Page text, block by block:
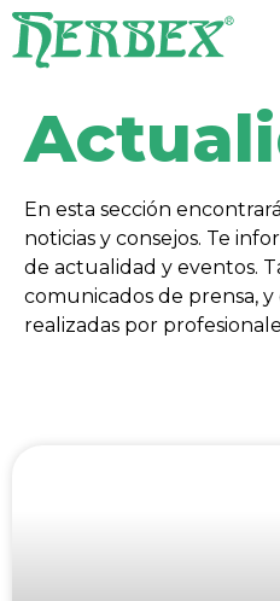
En esta sección
noticias y consejos. Te
de actualidad y eventos.
comunicados de prensa,
realizadas por